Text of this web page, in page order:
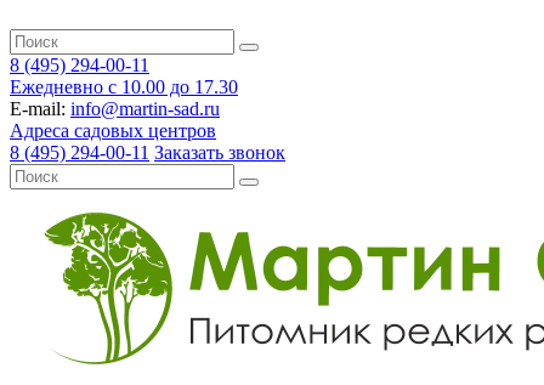
8 (495) 294-00-11
Ежедневно с 10.00 до 17.30
E-mail: info@martin-sad.ru
Адреса садовых центров
8 (495) 294-00-11 Заказать звонок